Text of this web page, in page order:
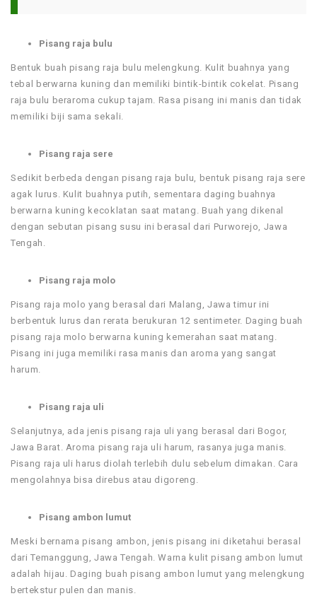
Pisang raja bulu
Bentuk buah pisang raja bulu melengkung. Kulit buahnya yang
tebal berwarna kuning dan memiliki bintik-bintik cokelat. Pisang
raja bulu beraroma cukup tajam. Rasa pisang ini manis dan tidak
memiliki biji sama sekali.
Pisang raja sere
Sedikit berbeda dengan pisang raja bulu, bentuk pisang raja sere
agak lurus. Kulit buahnya putih, sementara daging buahnya
berwarna kuning kecoklatan saat matang. Buah yang dikenal
dengan sebutan pisang susu ini berasal dari Purworejo, Jawa
Tengah.
Pisang raja molo
Pisang raja molo yang berasal dari Malang, Jawa timur ini
berbentuk lurus dan rerata berukuran 12 sentimeter. Daging buah
pisang raja molo berwarna kuning kemerahan saat matang.
Pisang ini juga memiliki rasa manis dan aroma yang sangat
harum.
Pisang raja uli
Selanjutnya, ada jenis pisang raja uli yang berasal dari Bogor,
Jawa Barat. Aroma pisang raja uli harum, rasanya juga manis.
Pisang raja uli harus diolah terlebih dulu sebelum dimakan. Cara
mengolahnya bisa direbus atau digoreng.
Pisang ambon lumut
Meski bernama pisang ambon, jenis pisang ini diketahui berasal
dari Temanggung, Jawa Tengah. Warna kulit pisang ambon lumut
adalah hijau. Daging buah pisang ambon lumut yang melengkung
bertekstur pulen dan manis.